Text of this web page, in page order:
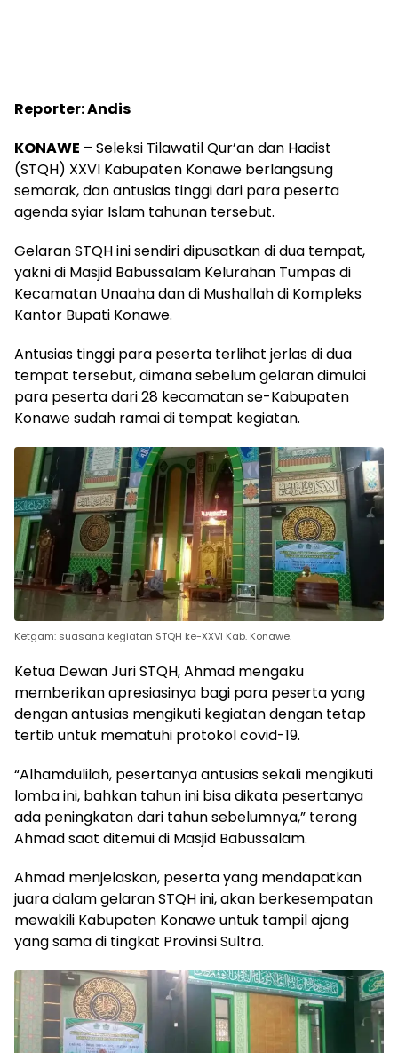
Reporter: Andis
KONAWE – Seleksi Tilawatil Qur’an dan Hadist
(STQH) XXVI Kabupaten Konawe berlangsung
semarak, dan antusias tinggi dari para peserta
agenda syiar Islam tahunan tersebut.
Gelaran STQH ini sendiri dipusatkan di dua tempat,
yakni di Masjid Babussalam Kelurahan Tumpas di
Kecamatan Unaaha dan di Mushallah di Kompleks
Kantor Bupati Konawe.
Antusias tinggi para peserta terlihat jerlas di dua
tempat tersebut, dimana sebelum gelaran dimulai
para peserta dari 28 kecamatan se-Kabupaten
Konawe sudah ramai di tempat kegiatan.
Ketgam: suasana kegiatan STQH ke-XXVI Kab. Konawe.
Ketua Dewan Juri STQH, Ahmad mengaku
memberikan apresiasinya bagi para peserta yang
dengan antusias mengikuti kegiatan dengan tetap
tertib untuk mematuhi protokol covid-19.
“Alhamdulilah, pesertanya antusias sekali mengikuti
lomba ini, bahkan tahun ini bisa dikata pesertanya
ada peningkatan dari tahun sebelumnya,” terang
Ahmad saat ditemui di Masjid Babussalam.
Ahmad menjelaskan, peserta yang mendapatkan
juara dalam gelaran STQH ini, akan berkesempatan
mewakili Kabupaten Konawe untuk tampil ajang
yang sama di tingkat Provinsi Sultra.